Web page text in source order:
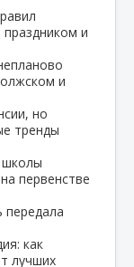
и
и
но
тренды
школы
первенстве
передала
как
лучших